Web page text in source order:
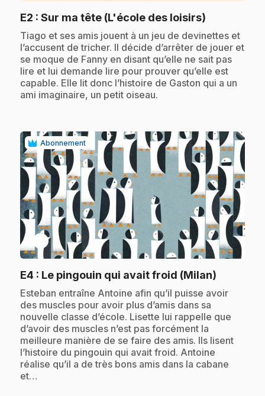
E2 : Sur ma tête (L'école des loisirs)
.Tiago et ses amis jouent à un jeu de devinettes et
l’accusent de tricher. Il décide d’arrêter de jouer et
se moque de Fanny en disant qu’elle ne sait pas
lire et lui demande lire pour prouver qu’elle est
capable. Elle lit donc l’histoire de Gaston qui a un
ami imaginaire, un petit oiseau.
Abonnement
play_circle
E4 : Le pingouin qui avait froid (Milan)
.Esteban entraîne Antoine afin qu’il puisse avoir
des muscles pour avoir plus d’amis dans sa
nouvelle classe d’école. Lisette lui rappelle que
d’avoir des muscles n’est pas forcément la
meilleure manière de se faire des amis. Ils lisent
l’histoire du pingouin qui avait froid. Antoine
réalise qu’il a de très bons amis dans la cabane
et…